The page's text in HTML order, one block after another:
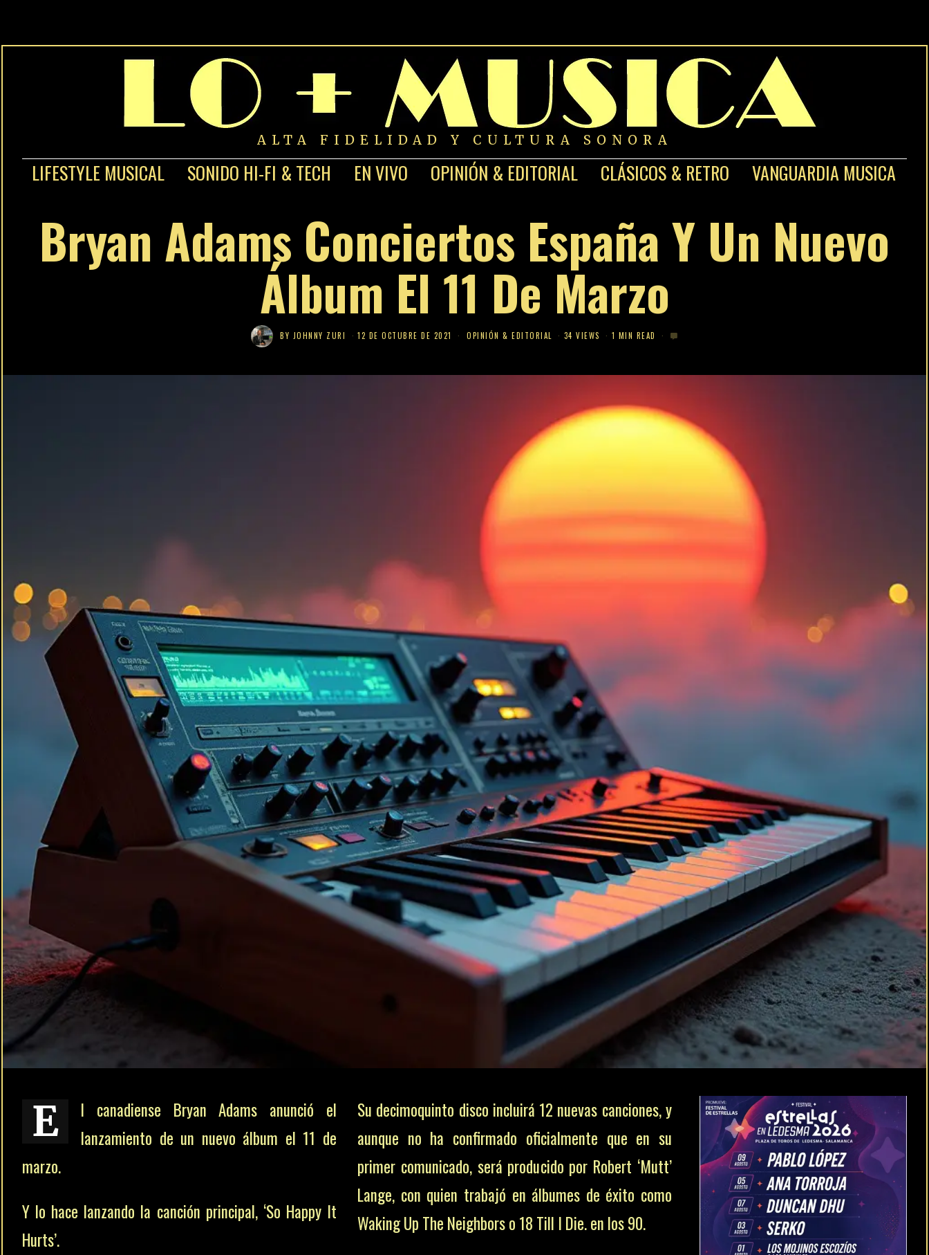
ALTA FIDELIDAD Y CULTURA SONORA
LIFESTYLE MUSICAL SONIDO HI-FI & TECH EN VIVO OPINIÓN & EDITORIAL CLÁSICOS & RETRO VANGUARDIA MUSICA
Bryan Adams Conciertos España Y Un Nuevo
Álbum El 11 De Marzo
BY JOHNNY ZURI 12 DE OCTUBRE DE 2021 OPINIÓN & EDITORIAL 34 VIEWS 1 MIN READ
E
l canadiense Bryan Adams anunció el
lanzamiento de un nuevo álbum el 11 de
marzo.
Y lo hace lanzando la canción principal, ‘So Happy It
Hurts’.
“La pandemia y el encierro nos han hecho ver la triste
realidad que nos puede quitar la espontaneidad. De
repente, todas las giras se detuvieron.”, explicó
Adams.
Happy It Hurts trata sobre la libertad, el autocontrol,